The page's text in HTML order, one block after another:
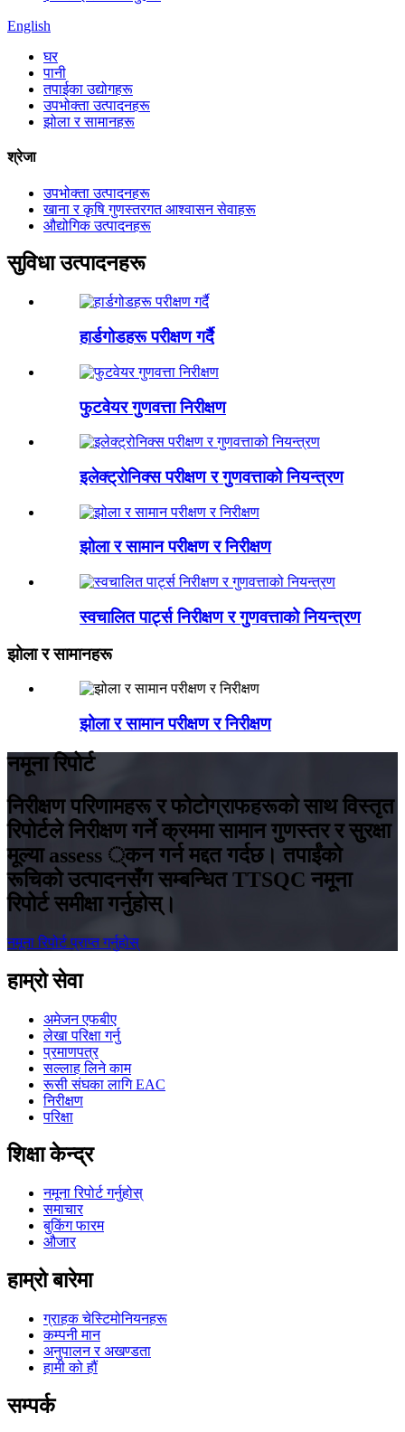
English
घर
पानी
तपाईका उद्योगहरू
उपभोक्ता उत्पादनहरू
झोला र सामानहरू
श्रेजा
उपभोक्ता उत्पादनहरू
खाना र कृषि गुणस्तरगत आश्वासन सेवाहरू
औद्योगिक उत्पादनहरू
सुविधा उत्पादनहरू
हार्डगोडहरू परीक्षण गर्दै
फुटवेयर गुणवत्ता निरीक्षण
इलेक्ट्रोनिक्स परीक्षण र गुणवत्ताको नियन्त्रण
झोला र सामान परीक्षण र निरीक्षण
स्वचालित पार्ट्स निरीक्षण र गुणवत्ताको नियन्त्रण
झोला र सामानहरू
झोला र सामान परीक्षण र निरीक्षण
नमूना रिपोर्ट
निरीक्षण परिणामहरू र फोटोग्राफहरूको साथ विस्तृत
रिपोर्टले निरीक्षण गर्ने क्रममा सामान गुणस्तर र सुरक्षा
मूल्या assess ्कन गर्न मद्दत गर्दछ। तपाईंको
रूचिको उत्पादनसँग सम्बन्धित TTSQC नमूना
रिपोर्ट समीक्षा गर्नुहोस्।
नमूना रिपोर्ट प्राप्त गर्नुहोस्
हाम्रो सेवा
अमेजन एफबीए
लेखा परिक्षा गर्नु
प्रमाणपत्र
सल्लाह लिने काम
रूसी संघका लागि EAC
निरीक्षण
परिक्षा
शिक्षा केन्द्र
नमूना रिपोर्ट गर्नुहोस्
समाचार
बुकिंग फारम
औजार
हाम्रो बारेमा
ग्राहक चेस्टिमोनियनहरू
कम्पनी मान
अनुपालन र अखण्डता
हामी को हौं
सम्पर्क